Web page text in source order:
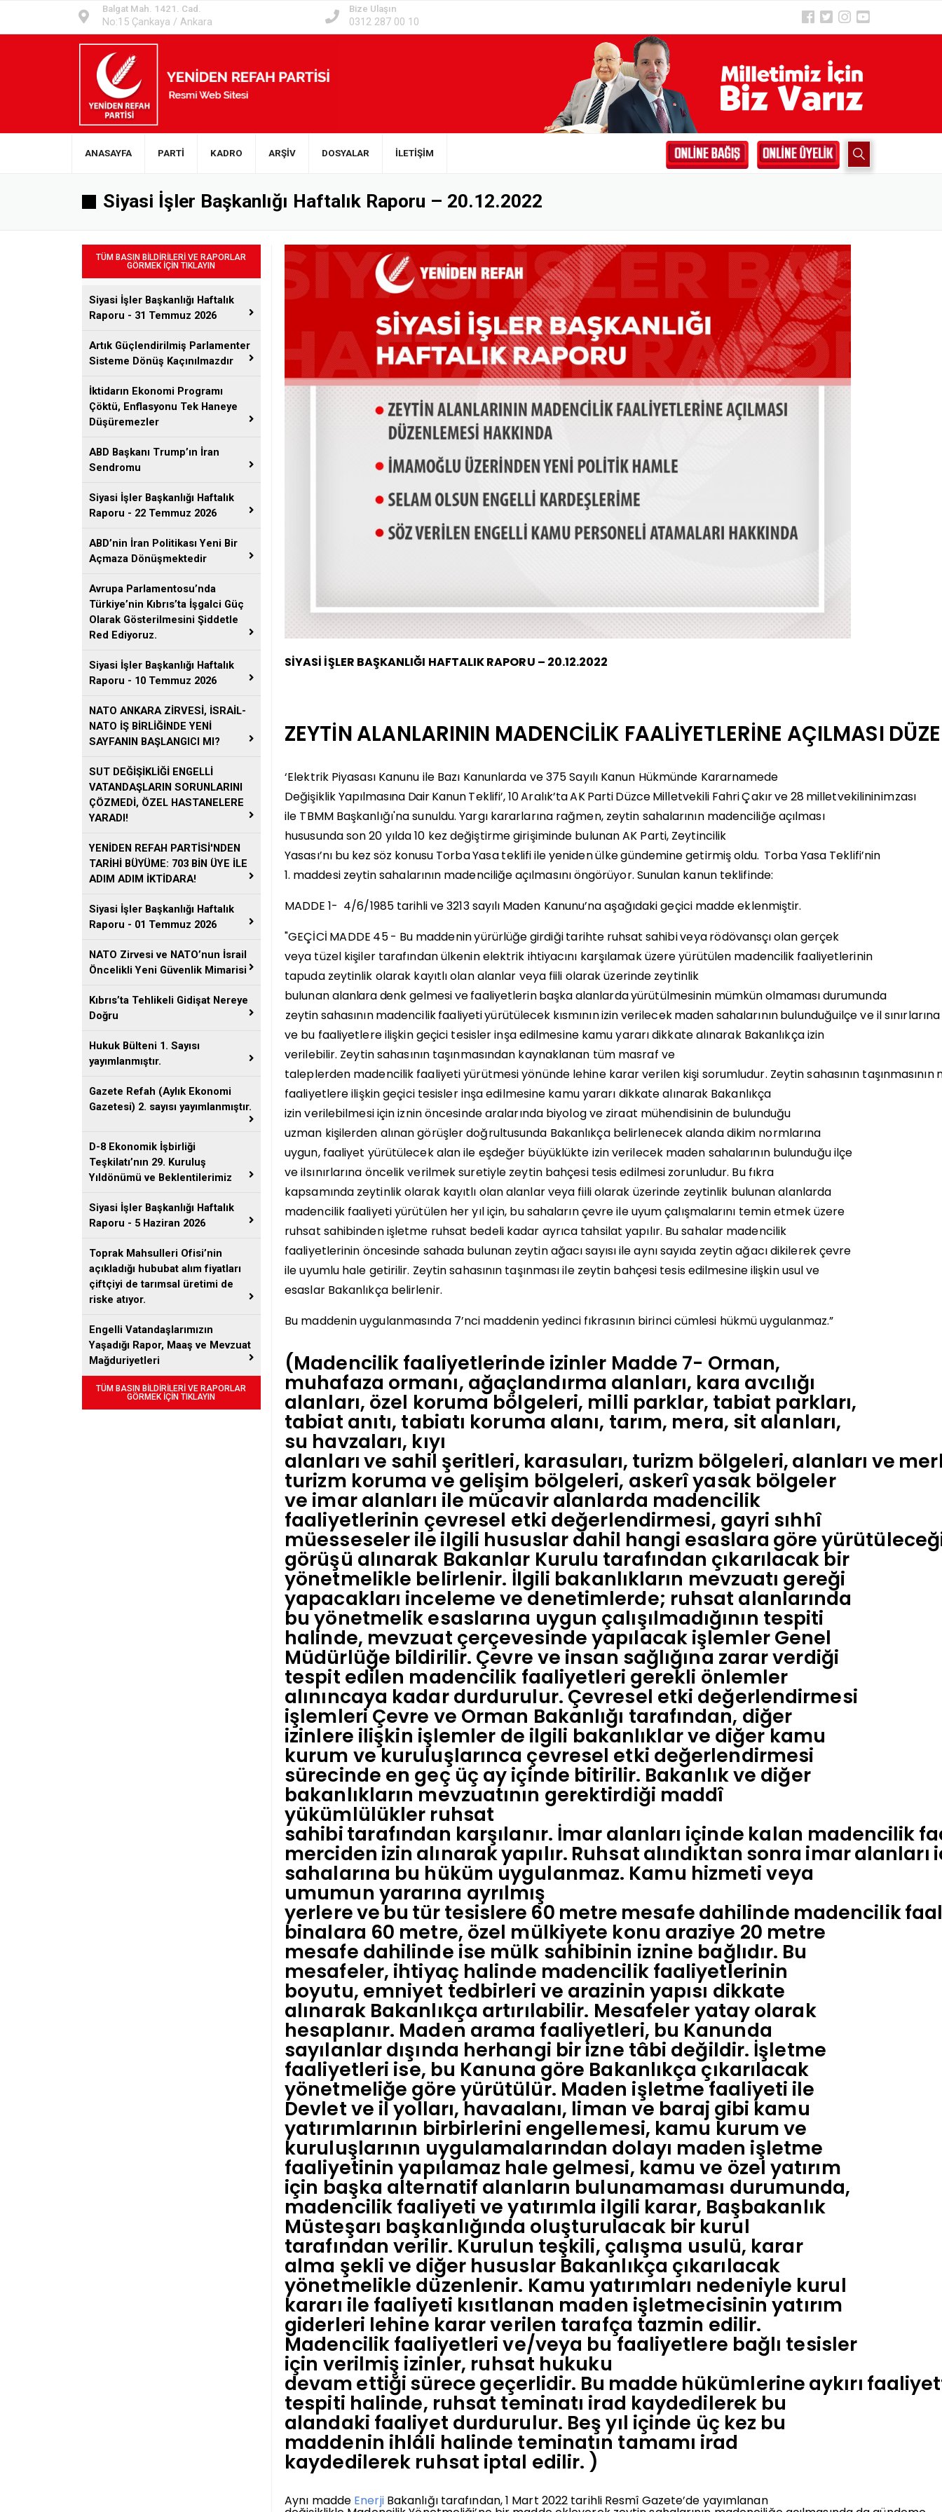
Balgat Mah. 1421. Cad.
No:15 Çankaya / Ankara
Bize Ulaşın
0312 287 00 10
ANASAYFA PARTİ KADRO ARŞİV DOSYALAR İLETİŞİM
Siyasi İşler Başkanlığı Haftalık Raporu – 20.12.2022
TÜM BASIN BİLDİRİLERİ VE RAPORLAR
GÖRMEK İÇİN TIKLAYIN
Siyasi İşler Başkanlığı Haftalık
Raporu - 31 Temmuz 2026
Artık Güçlendirilmiş Parlamenter
Sisteme Dönüş Kaçınılmazdır
İktidarın Ekonomi Programı
Çöktü, Enflasyonu Tek Haneye
Düşüremezler
ABD Başkanı Trump’ın İran
Sendromu
Siyasi İşler Başkanlığı Haftalık
Raporu - 22 Temmuz 2026
ABD’nin İran Politikası Yeni Bir
Açmaza Dönüşmektedir
Avrupa Parlamentosu’nda
Türkiye’nin Kıbrıs’ta İşgalci Güç
Olarak Gösterilmesini Şiddetle
Red Ediyoruz.
Siyasi İşler Başkanlığı Haftalık
Raporu - 10 Temmuz 2026
NATO ANKARA ZİRVESİ, İSRAİL-
NATO İŞ BİRLİĞİNDE YENİ
SAYFANIN BAŞLANGICI MI?
SUT DEĞİŞİKLİĞİ ENGELLİ
VATANDAŞLARIN SORUNLARINI
ÇÖZMEDİ, ÖZEL HASTANELERE
YARADI!
YENİDEN REFAH PARTİSİ'NDEN
TARİHİ BÜYÜME: 703 BİN ÜYE İLE
ADIM ADIM İKTİDARA!
Siyasi İşler Başkanlığı Haftalık
Raporu - 01 Temmuz 2026
NATO Zirvesi ve NATO’nun İsrail
Öncelikli Yeni Güvenlik Mimarisi
Kıbrıs’ta Tehlikeli Gidişat Nereye
Doğru
Hukuk Bülteni 1. Sayısı
yayımlanmıştır.
Gazete Refah (Aylık Ekonomi
Gazetesi) 2. sayısı yayımlanmıştır.
D-8 Ekonomik İşbirliği
Teşkilatı’nın 29. Kuruluş
Yıldönümü ve Beklentilerimiz
Siyasi İşler Başkanlığı Haftalık
Raporu - 5 Haziran 2026
Toprak Mahsulleri Ofisi’nin
açıkladığı hububat alım fiyatları
çiftçiyi de tarımsal üretimi de
riske atıyor.
Engelli Vatandaşlarımızın
Yaşadığı Rapor, Maaş ve Mevzuat
Mağduriyetleri
TÜM BASIN BİLDİRİLERİ VE RAPORLAR
GÖRMEK İÇİN TIKLAYIN
SİYASİ İŞLER BAŞKANLIĞI HAFTALIK RAPORU – 20.12.2022
ZEYTİNALANLARININ MADENCİLİK FAALİYETLERİNE AÇILMASI
‘Elektrik Piyasası Kanunu ile Bazı Kanunlarda ve 375 Sayılı Kanun Hükmünde Kararnamede
DeğişiklikYapılmasına DairKanunTeklifi’,10Aralık’taAKPartiDüzceMilletvekili FahriÇakırve28milletvekilininimzası
ile TBMM Başkanlığı'na sunuldu. Yargı kararlarına rağmen, zeytin sahalarının madenciliğeaçılması
hususunda son 20 yılda 10 kez değiştirme girişiminde bulunan AK Parti, Zeytincilik
Yasası’nı bu kez söz konusu TorbaYasateklifiileyenidenülkegündeminegetirmişoldu. TorbaYasa Teklifi’nin
1. maddesi zeytinsahalarının madenciliğeaçılmasınıöngörüyor. Sunulan kanun teklifinde:
MADDE 1- 4/6/1985 tarihlive3213sayılı Maden Kanunu’naaşağıdaki geçici madde eklenmiştir.
"GEÇİCİ MADDE 45- Bu maddeninyürürlüğegirdiğitarihte ruhsat sahibiveyarödövansçıolangerçek
veya tüzel kişiler tarafındanülkeninelektrik ihtiyacını karşılamaküzereyürütülen madencilik faaliyetlerinin
tapuda zeytinlik olarak kayıtlı olan alanlar veya fiili olarak üzerinde zeytinlik
bulunanalanlaradenkgelmesivefaaliyetlerinbaşkaalanlardayürütülmesinin mümkünolmamasıdurumunda
zeytinsahasınınmadencilikfaaliyetiyürütülecek kısmınınizinverilecekmadensahalarınınbulunduğuilçeveilsınırlarına
ve bu faaliyetlere ilişkin geçici tesisler inşa edilmesine kamu yararı dikkate alınarak Bakanlıkça izin
verilebilir. Zeytin sahasının taşınmasından kaynaklanan tüm masraf ve
taleplerden madencilik faaliyetiyürütmesiyönünde lehine kararverilen kişi sorumludur. Zeytinsahasının taşınmasının
faaliyetlere ilişkin geçici tesisler inşa edilmesine kamu yararı dikkate alınarak Bakanlıkça
izinverilebilmesi için iznin öncesinde aralarında biyolog ve ziraat mühendisinin de bulunduğu
uzman kişilerden alınan görüşler doğrultusunda Bakanlıkça belirlenecek alanda dikim normlarına
uygun, faaliyet yürütülecek alan ile eşdeğer büyüklükte izin verilecek maden sahalarının bulunduğu ilçe
ve ilsınırlarına öncelik verilmek suretiyle zeytin bahçesi tesis edilmesi zorunludur. Bu fıkra
kapsamında zeytinlik olarak kayıtlı olan alanlar veya fiili olarak üzerinde zeytinlik bulunan alanlarda
madencilik faaliyeti yürütülen her yıl için, bu sahaların çevre ile uyum çalışmalarını temin etmek üzere
ruhsat sahibinden işletme ruhsat bedeli kadar ayrıca tahsilat yapılır. Bu sahalar madencilik
faaliyetlerinin öncesinde sahada bulunan zeytin ağacı sayısı ile aynı sayıda zeytin ağacı dikilerek çevre
ile uyumlu hale getirilir. Zeytin sahasının taşınması ile zeytin bahçesi tesis edilmesine ilişkin usul ve
esaslar Bakanlıkça belirlenir.
Bu maddenin uygulanmasında 7’nci maddenin yedinci fıkrasının birinci cümlesi hükmü uygulanmaz.”
(Madencilik faaliyetlerinde izinler Madde 7- Orman,
muhafaza ormanı, ağaçlandırma alanları, kara avcılığı
alanları, özel koruma bölgeleri, milli parklar, tabiat parkları,
tabiat anıtı, tabiatı koruma alanı, tarım, mera, sit alanları,
su havzaları, kıyı
alanlarıve sahil şeritleri, karasuları, turizm bölgeleri,alanları ve
turizm koruma ve gelişim bölgeleri, askerî yasak bölgeler
ve imar alanları ile mücavir alanlarda madencilik
faaliyetlerinin çevresel etki değerlendirmesi, gayri sıhhî
müesseselerileilgili hususlardahil hangi esaslara göre
görüşü alınarak Bakanlar Kurulu tarafından çıkarılacak bir
yönetmelikle belirlenir. İlgili bakanlıkların mevzuatı gereği
yapacakları inceleme ve denetimlerde; ruhsat alanlarında
bu yönetmelik esaslarına uygun çalışılmadığının tespiti
halinde, mevzuat çerçevesinde yapılacak işlemler Genel
Müdürlüğe bildirilir. Çevre ve insan sağlığına zarar verdiği
tespit edilen madencilik faaliyetleri gerekli önlemler
alınıncaya kadar durdurulur. Çevresel etki değerlendirmesi
işlemleri Çevre ve Orman Bakanlığı tarafından, diğer
izinlere ilişkin işlemler de ilgili bakanlıklar ve diğer kamu
kurum ve kuruluşlarınca çevresel etki değerlendirmesi
sürecinde en geç üç ay içinde bitirilir. Bakanlık ve diğer
bakanlıkların mevzuatının gerektirdiği maddî
yükümlülükler ruhsat
sahibitarafından karşılanır. İmaralanları içinde kalan madencilik
merciden izin alınarakyapılır. Ruhsatalındıktan sonra imaralanları
sahalarına bu hüküm uygulanmaz. Kamu hizmeti veya
umumun yararına ayrılmış
yerlerevebu türtesislere 60 metre mesafedahilinde madencilik
binalara 60 metre, özel mülkiyete konu araziye 20 metre
mesafe dahilinde ise mülk sahibinin iznine bağlıdır. Bu
mesafeler, ihtiyaç halinde madencilik faaliyetlerinin
boyutu, emniyet tedbirleri ve arazinin yapısı dikkate
alınarak Bakanlıkça artırılabilir. Mesafeler yatay olarak
hesaplanır. Maden arama faaliyetleri, bu Kanunda
sayılanlar dışında herhangi bir izne tâbi değildir. İşletme
faaliyetleri ise, bu Kanuna göre Bakanlıkça çıkarılacak
yönetmeliğe göre yürütülür. Maden işletme faaliyeti ile
Devlet ve il yolları, havaalanı, liman ve baraj gibi kamu
yatırımlarının birbirlerini engellemesi, kamu kurum ve
kuruluşlarının uygulamalarından dolayı maden işletme
faaliyetinin yapılamaz hale gelmesi, kamu ve özel yatırım
için başka alternatif alanların bulunamaması durumunda,
madencilik faaliyeti ve yatırımla ilgili karar, Başbakanlık
Müsteşarı başkanlığında oluşturulacak bir kurul
tarafından verilir. Kurulun teşkili, çalışma usulü, karar
alma şekli ve diğer hususlar Bakanlıkça çıkarılacak
yönetmelikle düzenlenir. Kamu yatırımları nedeniyle kurul
kararı ile faaliyeti kısıtlanan maden işletmecisinin yatırım
giderleri lehine karar verilen tarafça tazmin edilir.
Madencilik faaliyetleri ve/veya bu faaliyetlere bağlı tesisler
için verilmiş izinler, ruhsat hukuku
devamettiğisürecegeçerlidir. Bu madde hükümlerineaykırı
tespiti halinde, ruhsat teminatı irad kaydedilerek bu
alandaki faaliyet durdurulur. Beş yıl içinde üç kez bu
maddenin ihlâli halinde teminatın tamamı irad
kaydedilerek ruhsat iptal edilir. )
Aynı madde Enerji Bakanlığı tarafından, 1 Mart 2022 tarihli Resmî Gazete’de yayımlanan